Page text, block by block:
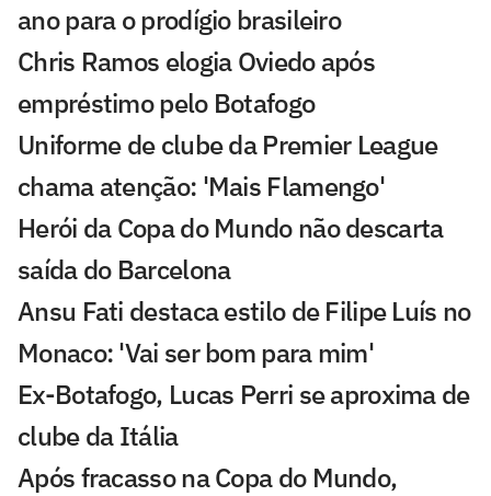
ano para o prodígio brasileiro
Chris Ramos elogia Oviedo após
empréstimo pelo Botafogo
Uniforme de clube da Premier League
chama atenção: 'Mais Flamengo'
Herói da Copa do Mundo não descarta
saída do Barcelona
Ansu Fati destaca estilo de Filipe Luís no
Monaco: 'Vai ser bom para mim'
Ex-Botafogo, Lucas Perri se aproxima de
clube da Itália
Após fracasso na Copa do Mundo,